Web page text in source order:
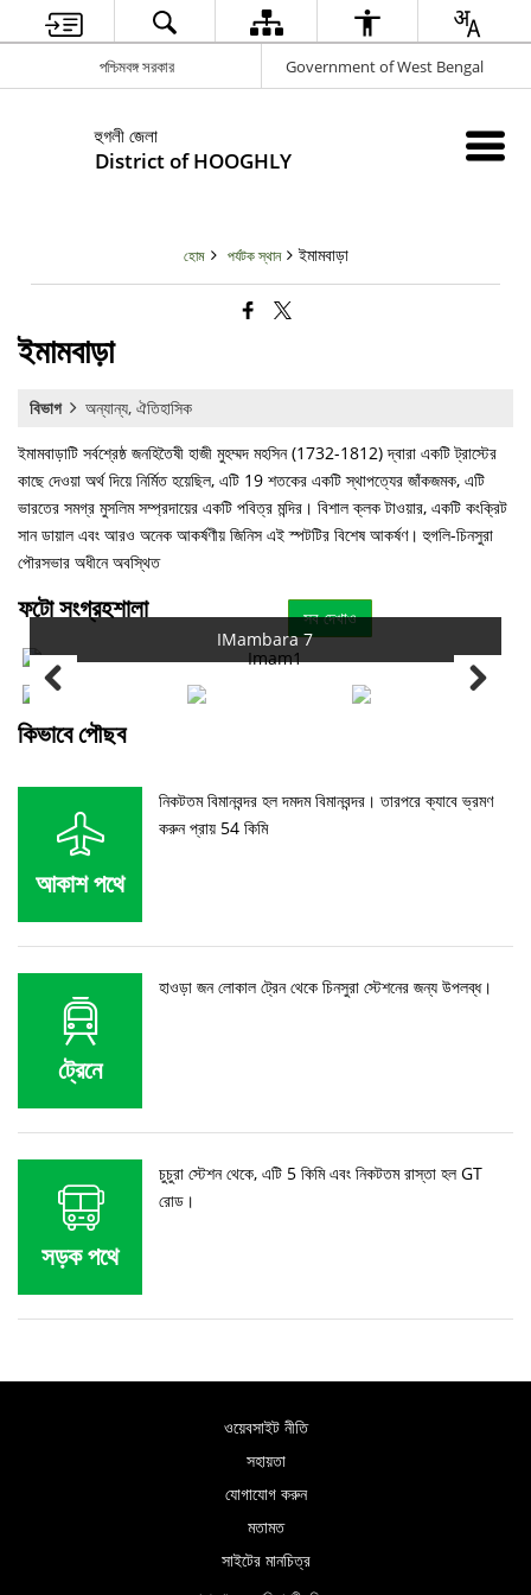
পশ্চিমবঙ্গ সরকার Government of West Bengal
হুগলী জেলা
District of HOOGHLY
হোম পর্যটক স্থান ইমামবাড়া
ইমামবাড়া
বিভাগ
অন্যান্য, ঐতিহাসিক
ইমামবাড়াটি সর্বশ্রেষ্ঠ জনহিতৈষী হাজী মুহম্মদ মহসিন (1732-1812) দ্বারা একটি ট্রাস্টের
কাছে দেওয়া অর্থ দিয়ে নির্মিত হয়েছিল, এটি 19 শতকের একটি স্থাপত্যের জাঁকজমক, এটি
ভারতের সমগ্র মুসলিম সম্প্রদায়ের একটি পবিত্র মন্দির। বিশাল ক্লক টাওয়ার, একটি কংক্রিট
সান ডায়াল এবং আরও অনেক আকর্ষণীয় জিনিস এই স্পটটির বিশেষ আকর্ষণ। হুগলি-চিনসুরা
পৌরসভার অধীনে অবস্থিত
ফটো সংগ্রহশালা
সব দেখাও
IMambara 7
কিভাবে পৌছব
আকাশ পথে
নিকটতম বিমানবন্দর হল দমদম বিমানবন্দর। তারপরে ক্যাবে ভ্রমণ
করুন প্রায় 54 কিমি
ট্রেনে
হাওড়া জন লোকাল ট্রেন থেকে চিনসুরা স্টেশনের জন্য উপলব্ধ।
সড়ক পথে
চুচুরা স্টেশন থেকে, এটি 5 কিমি এবং নিকটতম রাস্তা হল GT
রোড।
ওয়েবসাইট নীতি
সহায়তা
যোগাযোগ করুন
মতামত
সাইটের মানচিত্র